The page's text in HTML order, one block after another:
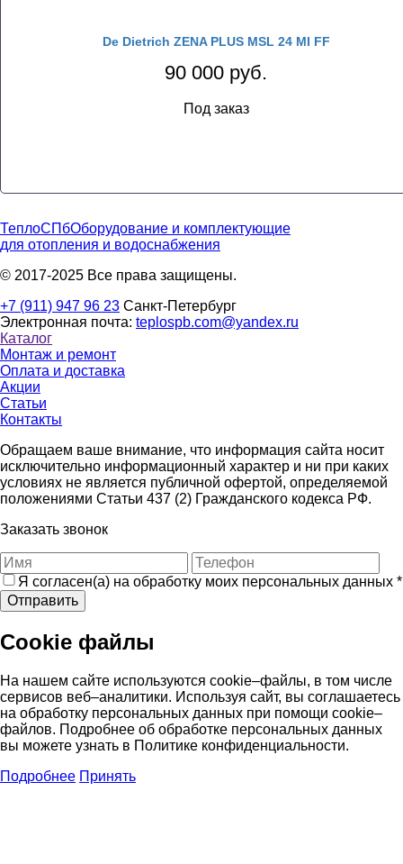
De Dietrich ZENA PLUS MSL 24 MI FF
90 000 руб.
Под заказ
ТеплоСПбОборудование и комплектующие
для отопления и водоснабжения
© 2017-2025 Все права защищены.
+7 (911) 947 96 23 Санкт-Петербург
Электронная почта: teplospb.com@yandex.ru
Каталог
Монтаж и ремонт
Оплата и доставка
Акции
Статьи
Контакты
Обращаем ваше внимание, что информация сайта носит
исключительно информационный характер и ни при каких
условиях не является публичной офертой, определяемой
положениями Статьи 437 (2) Гражданского кодекса РФ.
Заказать звонок
Я согласен(а) на обработку моих персональных данных *
Отправить
Cookie файлы
На нашем сайте используются cookie–файлы, в том числе
сервисов веб–аналитики. Используя сайт, вы соглашаетесь
на обработку персональных данных при помощи cookie–
файлов. Подробнее об обработке персональных данных
вы можете узнать в Политике конфиденциальности.
Подробнее Принять